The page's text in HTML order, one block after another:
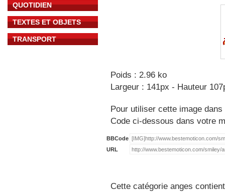
QUOTIDIEN
TEXTES ET OBJETS
TRANSPORT
Poids : 2.96 ko
Largeur : 141px - Hauteur
Pour utiliser cette image
Code ci-dessous dans votre
BBCode
URL
Cette catégorie anges